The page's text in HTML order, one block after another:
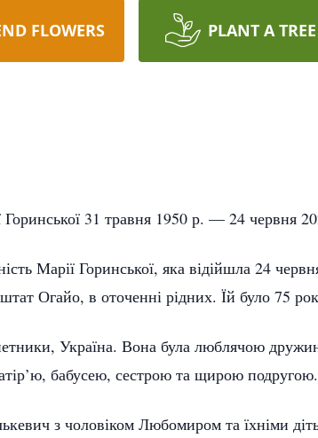
FLOWERS PLANT A TREE
Горинської 31 травня 1950 р. — 24 червня
Марії Горинської, яка відійшла 24
Огайо, в оточенні рідних. Їй було 75
Україна. Вона була люблячою
бабусею, сестрою та щирою подругою.
з чоловіком Любомиром та їхніми